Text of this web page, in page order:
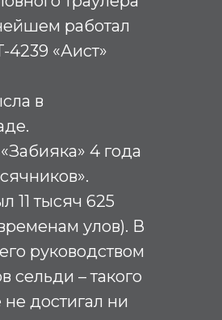
работал
4239 «Аист»
в
4 года
11 тысяч 625
улов). В
руководством
сельди – такого
достигал ни